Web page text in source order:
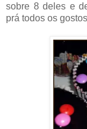
sobre 8 deles e
prá todos os